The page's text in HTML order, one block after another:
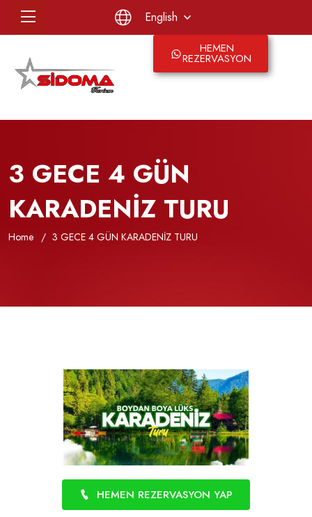
English
HEMEN
REZERVASYON
3 GECE 4 GÜN
KARADENİZ TURU
Home 3 GECE 4 GÜN KARADENİZ TURU
HEMEN REZERVASYON YAP